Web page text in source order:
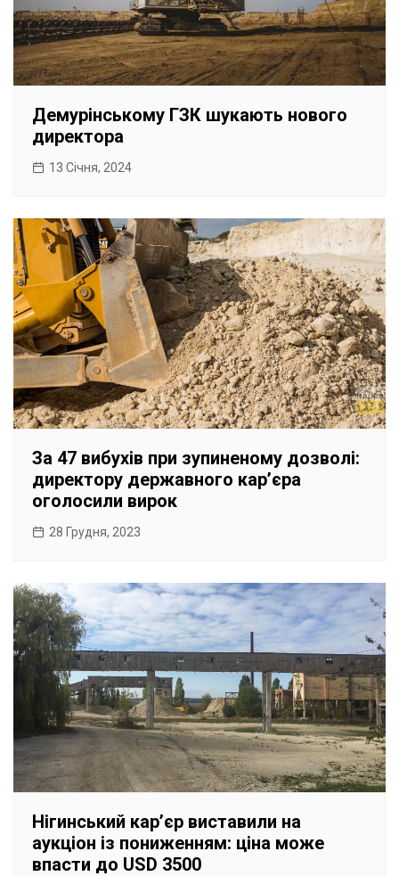
Демурінському ГЗК шукають нового
директора
13 Січня, 2024
За 47 вибухів при зупиненому дозволі:
директору державного карʼєра
оголосили вирок
28 Грудня, 2023
Нігинський карʼєр виставили на
аукціон із пониженням: ціна може
впасти до USD 3500